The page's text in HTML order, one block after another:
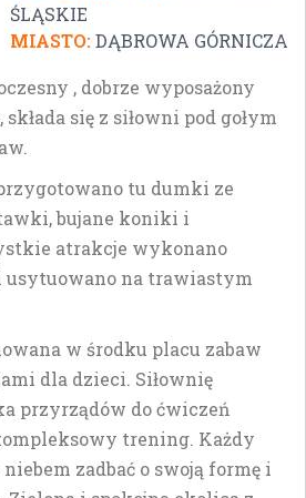
ŚLĄSKIE
MIASTO:DĄBROWA GÓRNICZA
, dobrze wyposażony
się z siłowni pod gołym
tu dumki ze
bujane koniki i
atrakcje wykonano
usytuowano na trawiastym
w środku placu zabaw
dla dzieci. Siłownię
przyrządów do ćwiczeń
trening. Każdy
zadbać o swoją formę i